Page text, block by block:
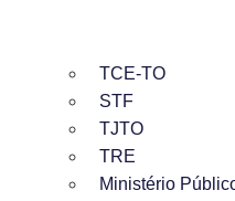
TCE-TO
STF
TJTO
TRE
Ministério